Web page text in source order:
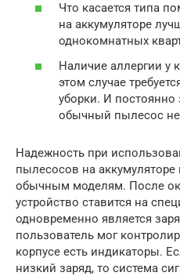
Что касается типа
на аккумуляторе
однокомнатных
Наличие аллергии у
этом случае
уборки. И постоянно
обычный пылесос
Надежность при
пылесосов на аккумуляторе
обычным моделям. После
устройство ставится на
одновременно является
пользователь мог
корпусе есть индикаторы.
низкий заряд, то система